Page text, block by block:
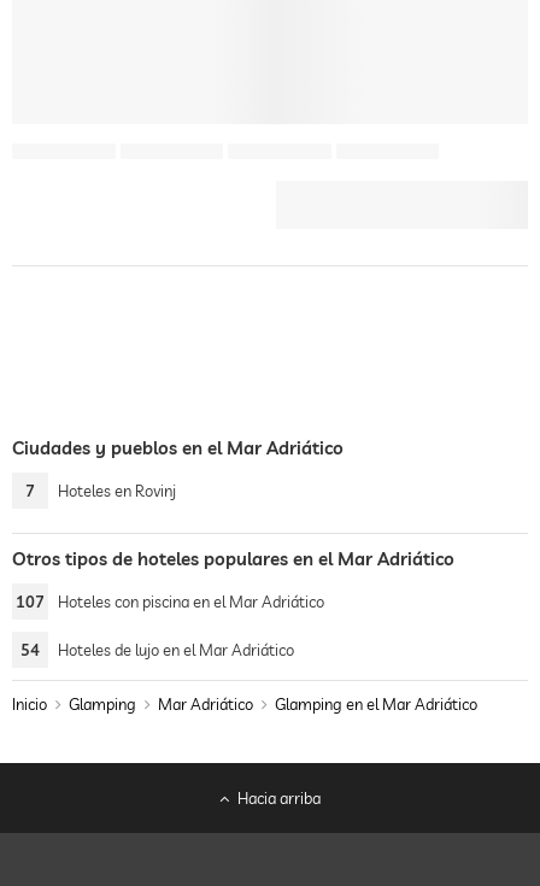
Ciudades y pueblos en el Mar Adriático
7 Hoteles en Rovinj
Otros tipos de hoteles populares en el Mar Adriático
107 Hoteles con piscina en el Mar Adriático
54 Hoteles de lujo en el Mar Adriático
Inicio Glamping Mar Adriático Glamping en el Mar Adriático
Hacia arriba